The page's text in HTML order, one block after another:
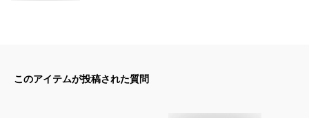
このアイテムが投稿された質問